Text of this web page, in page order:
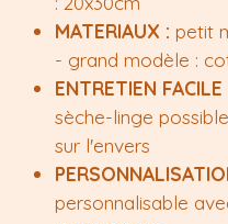
MATERIAUX : petit
- grand modèle :
ENTRETIEN FACILE
sèche-linge
sur l'envers
personnalisable